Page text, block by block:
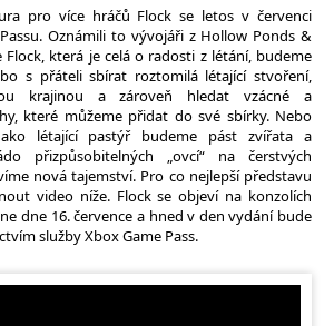
pro více hráčů Flock se letos v červenci
Oznámili to vývojáři z Hollow Ponds &
Flock, která je celá o radosti z létání, budeme
s přáteli sbírat roztomilá létající stvoření,
krajinou a zároveň hledat vzácné a
které můžeme přidat do své sbírky. Nebo
létající pastýř budeme pást zvířata a
přizpůsobitelných „ovcí“ na čerstvých
nová tajemství. Pro co nejlepší představu
video níže. Flock se objeví na konzolích
dne 16. července a hned v den vydání bude
služby Xbox Game Pass.